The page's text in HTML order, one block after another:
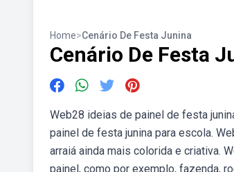
Home>Cenário De Festa Junina
Cenário De Festa
Web28 ideias de painel de festa
painel de festa junina para escola.
arraiá ainda mais colorida e criativa.
painel, como por exemplo, fazenda,